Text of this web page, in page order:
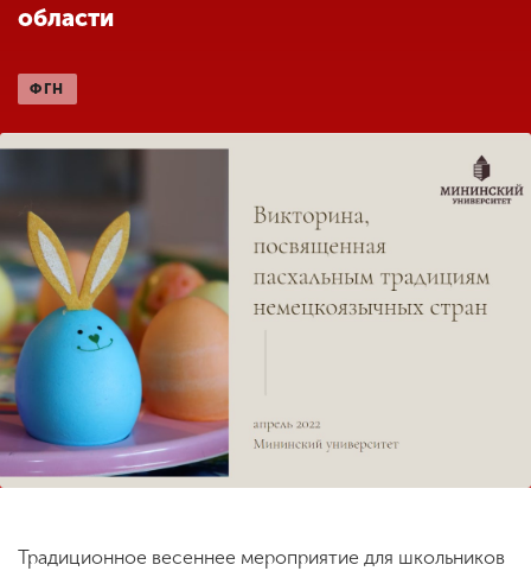
Другие виды
Студенческая жизнь
Сведения об
образовательной
организации
ENG SPN CHI
области
ФГН
Традиционное весеннее мероприятие для школьников